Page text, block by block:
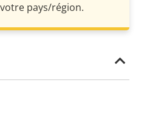
pays/région.